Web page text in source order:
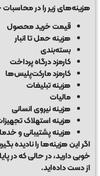
هزینه‌های زیر را در
قیمت خرید محصول
هزینه حمل تا انبار
بسته‌بندی
کارمزد درگاه پرداخت
کارمزد مارکت‌پلیس‌ها
هزینه تبلیغات
مالیات
هزینه نیروی انسانی
هزینه استهلاک
هزینه پشتیبانی و
اگر این هزینه‌ها را نادیده
خوبی دارید، در حالی که در
از دست داده‌اید.